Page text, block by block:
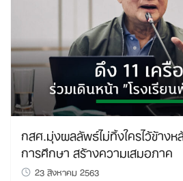
กสศ.มุ่งผลลัพธ์ไม่ทิ้งใครไว้ข้าง
การศึกษา สร้างความเสมอภาค
23 สิงหาคม 2563